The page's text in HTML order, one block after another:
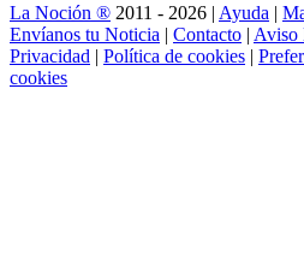
La Noción ® 2011 - 2026 | Ayuda |
Envíanos tu Noticia | Contacto | Aviso
Privacidad | Política de cookies |
cookies